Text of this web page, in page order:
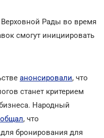
Рады во время
смогут инициировать
анонсировали, что
станет критерием
Народный
, что
бронирования для